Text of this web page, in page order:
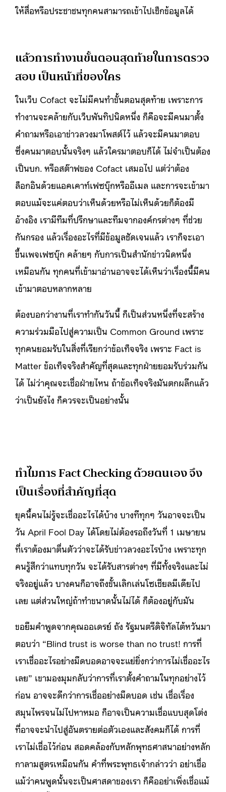
ให้สื่อหรือประชาชนทุกคนสามารถเข้าไปเช็กข้อมูลได้
แล้วการทำงานขั้นตอนสุดท้ายในการตรวจ
สอบ เป็นหน้าที่ของใคร
ในเว็บ Cofact จะไม่มีคนทำขั้นตอนสุดท้าย เพราะการ
ทำงานจะคล้ายกับเว็บพันทิปนิดหนึ่ง ก็คือจะมีคนมาตั้ง
คำถามหรือเอาข่าวลวงมาโพสต์ไว้ แล้วจะมีคนมาตอบ
ซึ่งคนมาตอบนั้นจริงๆ แล้วใครมาตอบก็ได้ ไม่จำเป็นต้อง
เป็นบก. หรือสต๊าฟของ Cofact เสมอไป แต่ว่าต้อง
ล็อกอินด้วยแอคเคาท์เฟซบุ๊กหรืออีเมล และการจะเข้ามา
ตอบแม้จะแค่ตอบว่าเห็นด้วยหรือไม่เห็นด้วยก็ต้องมี
อ้างอิง เรามีทีมที่ปรึกษาและทีมจากองค์กรต่างๆ ที่ช่วย
กันกรอง แล้วเรื่องอะไรที่มีข้อมูลชัดเจนแล้ว เราก็จะเอา
ขึ้นเพจเฟซบุ๊ก คล้ายๆ กับการเป็นสำนักข่าวนิดหนึ่ง
เหมือนกัน ทุกคนที่เข้ามาอ่านอาจจะได้เห็นว่าเรื่องนี้มีคน
เข้ามาตอบหลากหลาย
ต้องบอกว่างานที่เราทำกันวันนี้ ก็เป็นส่วนหนึ่งที่จะสร้าง
ความร่วมมือไปสู่ความเป็น Common Ground เพราะ
ทุกคนยอมรับในสิ่งที่เรียกว่าข้อเท็จจริง เพราะ Fact is
Matter ข้อเท็จจริงสำคัญที่สุดและทุกฝ่ายยอมรับร่วมกัน
ได้ ไม่ว่าคุณจะเชื่อฝ่ายไหน ถ้าข้อเท็จจริงมันตกผลึกแล้ว
ว่าเป็นยังไง ก็ควรจะเป็นอย่างนั้น
ทำไมการ Fact Checking ด้วยตนเอง จึง
เป็นเรื่องที่สำคัญที่สุด
ยุคนี้คนไม่รู้จะเชื่ออะไรได้บ้าง บางทีทุกๆ วันอาจจะเป็น
วัน April Fool Day ได้โดยไม่ต้องรอถึงวันที่ 1 เมษายน
ที่เราต้องมาตื่นตัวว่าจะได้รับข่าวลวงอะไรบ้าง เพราะทุก
คนรู้สึกว่าแทบทุกวัน จะได้รับสารต่างๆ ที่มีทั้งจริงและไม่
จริงอยู่แล้ว บางคนก็อาจถึงขั้นเลิกเล่นโซเชียลมีเดียไป
เลย แต่ส่วนใหญ่ถ้าทำขนาดนั้นไม่ได้ ก็ต้องอยู่กับมัน
ขอยืมคำพูดจากคุณออเดรย์ ถัง รัฐมนตรีดิจิทัลไต้หวันมา
ตอบว่า “Blind trust is worse than no trust! การที่
เราเชื่ออะไรอย่างมืดบอดอาจจะแย่ยิ่งกว่าการไม่เชื่ออะไร
เลย” เขามองมุมกลับว่าการที่เราตั้งคำถามในทุกอย่างไว้
ก่อน อาจจะดีกว่าการเชื่ออย่างมืดบอด เช่น เชื่อเรื่อง
สมุนไพรจนไม่ไปหาหมอ ก็อาจเป็นความเชื่อแบบสุดโต่ง
ที่อาจจะนำไปสู่อันตรายต่อตัวเองและสังคมก็ได้ การที่
เราไม่เชื่อไว้ก่อน สอดคล้องกับหลักพุทธศาสนาอย่างหลัก
กาลามสูตรเหมือนกัน คำที่พระพุทธเจ้ากล่าวว่า อย่าเชื่อ
แม้ว่าคนพูดนั้นจะเป็นศาสดาของเรา ก็คืออย่าเพิ่งเชื่อแม้